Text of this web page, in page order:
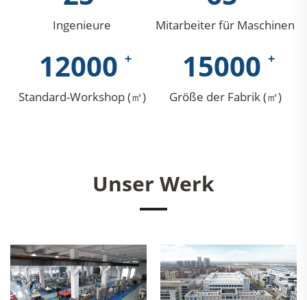
Ingenieure Mitarbeiter für Maschinen
12000
Standard-Workshop (㎡)
15000
Größe der Fabrik (㎡)
Unser Werk